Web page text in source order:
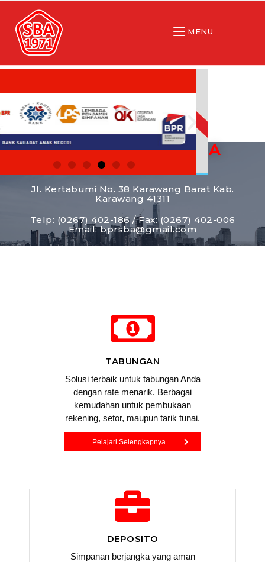
MENU
BPR SANGGABUANA
AGUNG
Jl. Kertabumi No. 38 Karawang Barat Kab.
Karawang 41311
Telp: (0267) 402-186 / Fax: (0267) 402-006
Email: bprsba@gmail.com
TABUNGAN
Solusi terbaik untuk tabungan Anda
dengan rate menarik. Berbagai
kemudahan untuk pembukaan
rekening, setor, maupun tarik tunai.
Pelajari Selengkapnya
DEPOSITO
Simpanan berjangka yang aman